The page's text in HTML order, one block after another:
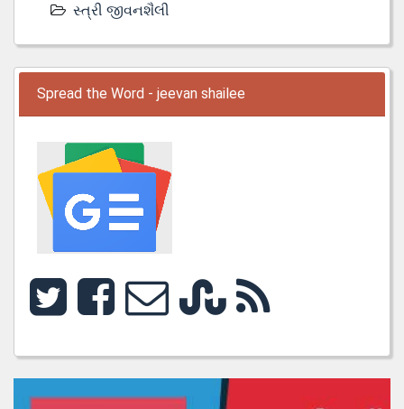
સ્ત્રી જીવનશૈલી
Spread the Word - jeevan shailee